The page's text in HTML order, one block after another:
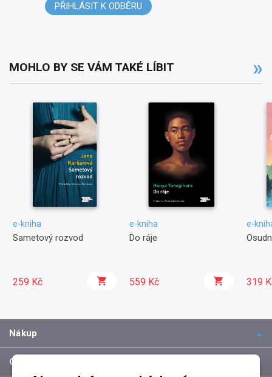
PŘIHLÁSIT K ODBĚRU
MOHLO BY SE VÁM TAKÉ LÍBIT
e-kniha
Sametový rozvod
259 Kč
e-kniha
Do ráje
559 Kč
e-
319
Nákup
O společnosti